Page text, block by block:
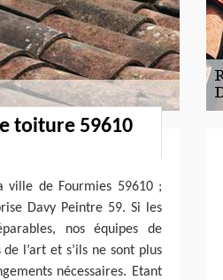
toiture 59610
ville de Fourmies 59610 ;
Davy Peintre 59. Si les
nos équipes de
l’art et s’ils ne sont plus
nécessaires. Etant